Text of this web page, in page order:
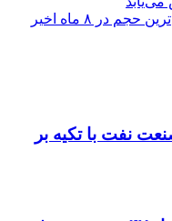
در ۸ ماه اخیر
نفت با تکیه بر